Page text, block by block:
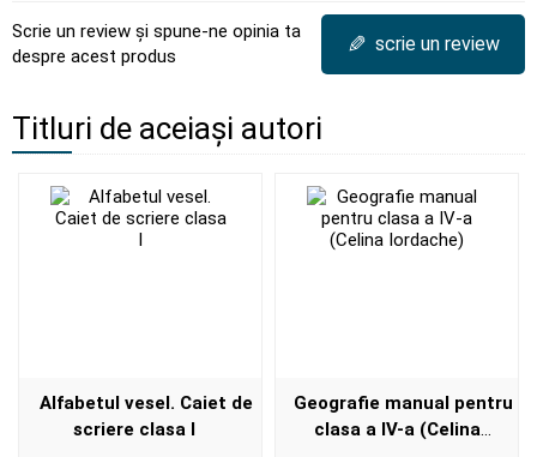
Scrie un review și spune-ne opinia ta
despre acest produs
✎ scrie un review
Titluri de aceiași autori
Alfabetul vesel. Caiet de
scriere clasa I
Geografie manual pentru
clasa a IV-a (Celina